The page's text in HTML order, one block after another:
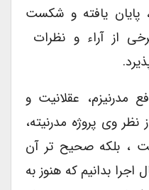
یافته و شکست
از آراء و نظرات
عقلانیت و
وی پروژه مدرنیته،
، بلکه صحیح تر آن
بدانیم که هنوز به